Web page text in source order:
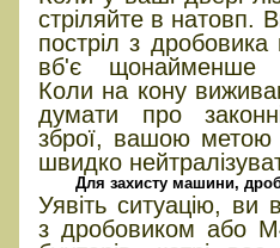
стріляйте в натовп.
постріл з
вб'є щонайменше
Коли на кону
думати про
зброї, вашою метою
швидко
Для захисту машини,
Уявіть ситуацію,
з дробовиком або